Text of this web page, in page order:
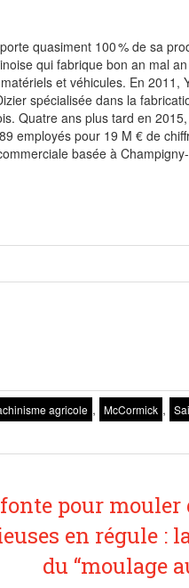
quasiment 100 % de sa
qui fabrique bon an mal
et véhicules. En 2011,
spécialisée dans la
Quatre ans plus tard en
employés pour 19 M € de
basée à
agricole , McCormick ,
pour mouler
en régule :
du “moulage